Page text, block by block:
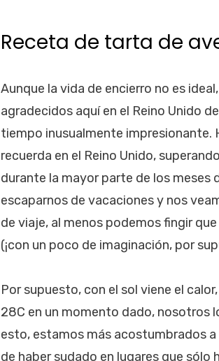
Receta de tarta de
Aunque la vida de encierro no es
agradecidos aquí en el Reino Unido
tiempo inusualmente impresionante.
recuerda en el Reino Unido,
durante la mayor parte de los meses
escaparnos de vacaciones y nos
de viaje, al menos podemos fingir
(¡con un poco de imaginación, por
Por supuesto, con el sol viene el
28C en un momento dado, nosotros
esto, estamos más acostumbrados
de haber sudado en lugares que